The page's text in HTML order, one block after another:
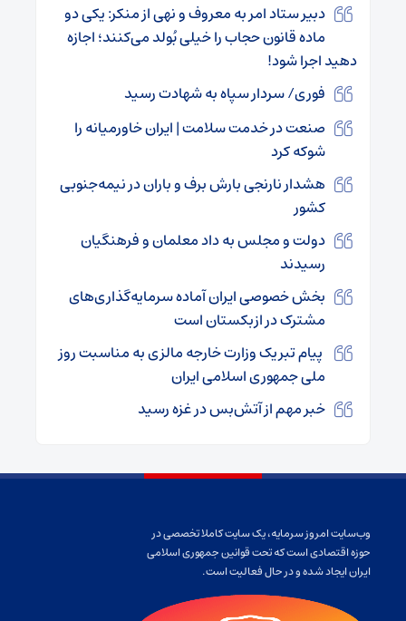
دبیر ستاد امر به معروف و نهی از منکر: یکی دو
ماده قانون حجاب را خیلی بُولد می‌کنند؛ اجازه
دهید اجرا شود!
فوری/ سردار سپاه به شهادت رسید
صنعت در خدمت سلامت | ایران خاورمیانه را
شوکه کرد
هشدار نارنجی بارش برف و باران در نیمه‌جنوبی
کشور
دولت و مجلس به داد معلمان و فرهنگیان
رسیدند
بخش خصوصی ایران آماده سرمایه‌گذاری‌های
مشترک در ازبکستان است
پیام تبریک وزارت خارجه مالزی به مناسبت روز
ملی جمهوری اسلامی ایران
خبر مهم از آتش‌بس در غزه رسید
وب‌سایت امروز سرمایه، یک سایت کاملا تخصصی در
حوزه اقتصادی است که تحت قوانین جمهوری اسلامی
ایران ایجاد شده و در حال فعالیت است.